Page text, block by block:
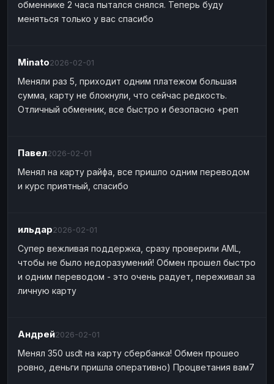
обменнике 2 часа пытался снялся. Теперь буду
меняться только у вас спасибо
Minato2026-02-01
Меняли раз 5, приходит одним платежом большая
сумма, карту не блокнули, что сейчас редкость.
Отличный обменник, все быстро и безопасно +реп
Павел2026-02-01
Менял на карту райфа, все пришло одним переводом
и курс приятный, спасибо
ильдар2026-02-01
Супер вежливая поддержка, сразу проверили AML,
чтобы не было недоразумений! Обмен прошел быстро
и одним переводом - это очень радует, переживал за
личную карту
Андрей2026-02-01
Менял 350 usdt на карту сбербанка! Обмен прошео
ровно, деньги пришла оперативно) Процветания вам7